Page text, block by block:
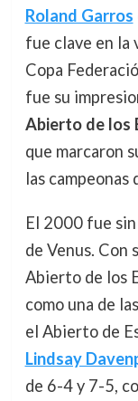
Roland Garros
fue clave en la
Copa
fue su
Abierto de los
que marcaron
las campeonas
El 2000 fue
de Venus.
Abierto de los
como una de
el Abierto de
Lindsay
de 6-4 y 7-5,